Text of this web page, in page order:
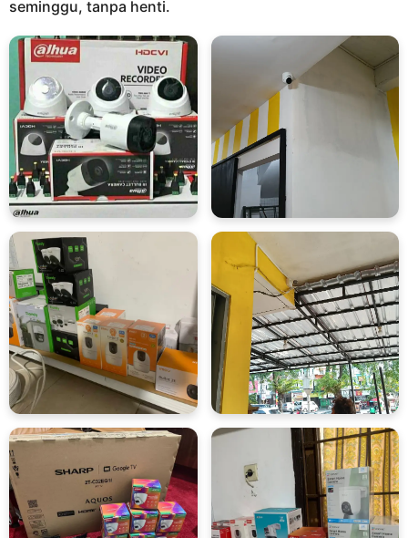
seminggu, tanpa henti.